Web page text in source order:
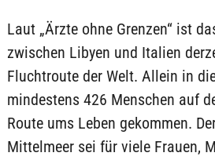
Laut „Ärzte ohne Grenzen“ ist
zwischen Libyen und Italien
Fluchtroute der Welt. Allein in
mindestens 426 Menschen auf
Route ums Leben gekommen.
Mittelmeer sei für viele Frauen,